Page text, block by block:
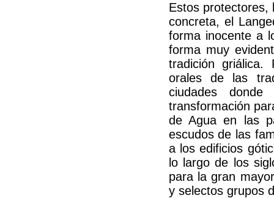
Estos protectores,
concreta, el
forma inocente a
forma muy
tradición griálica.
orales de las
ciudades
transformación
de Agua en las
escudos de las
a los edificios
lo largo de los
para la gran
y selectos grupos